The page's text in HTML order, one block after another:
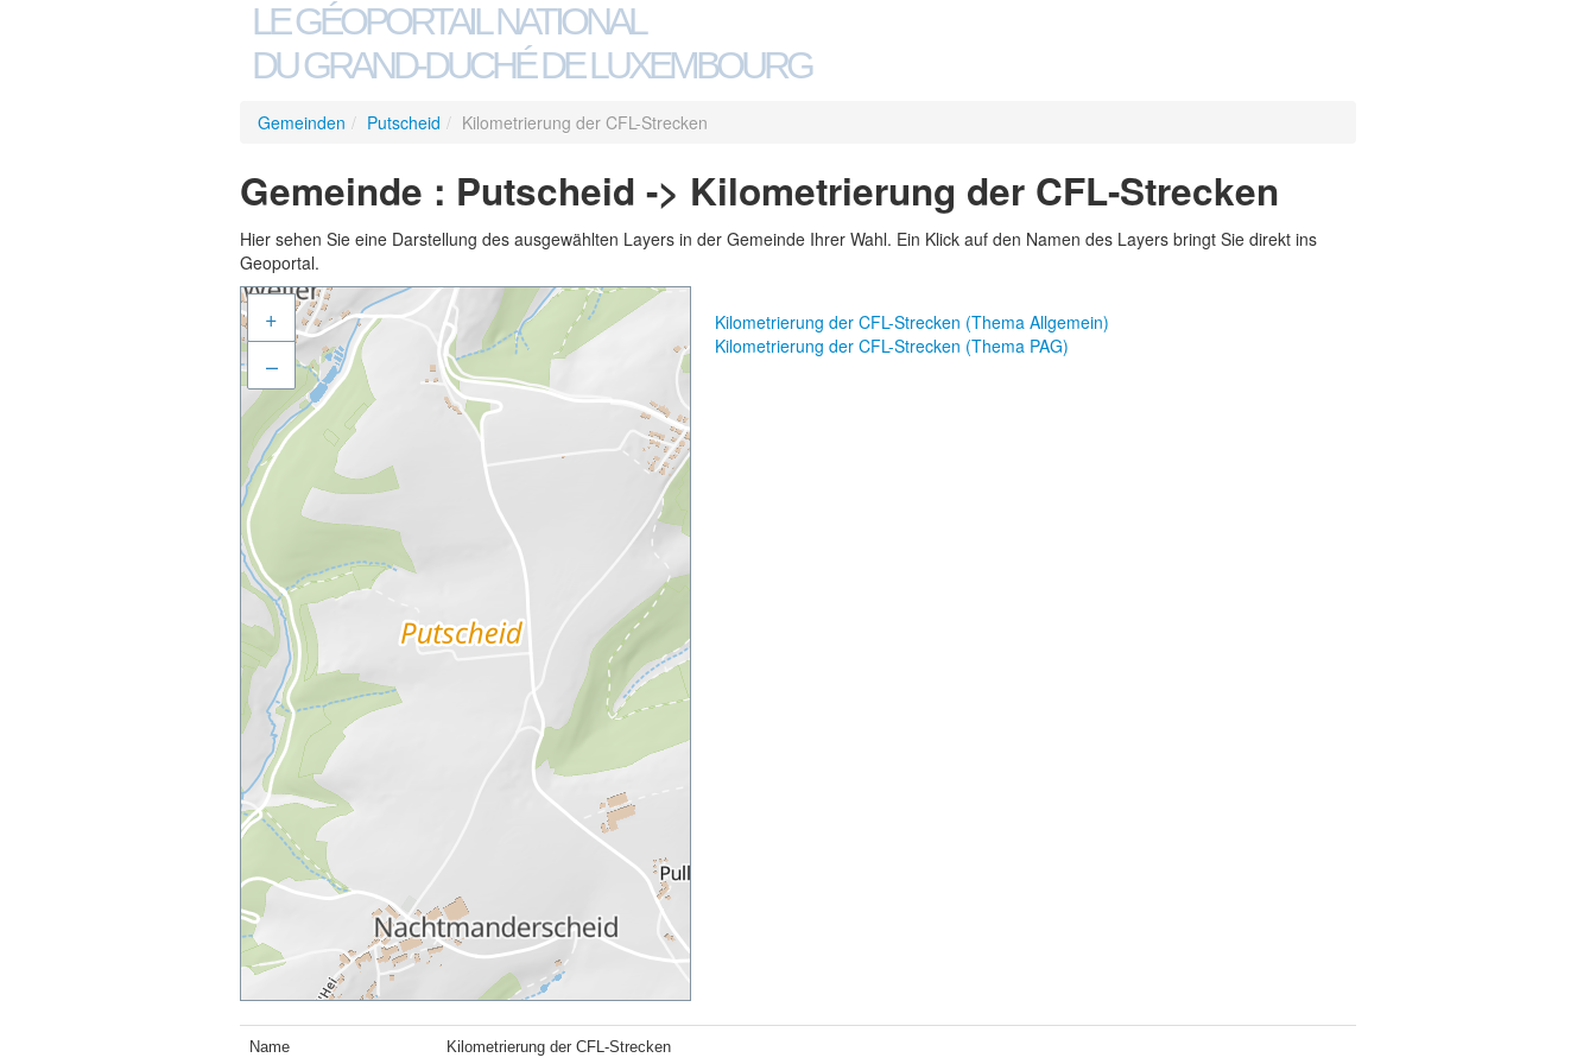
LE GÉOPORTAIL NATIONAL
DU GRAND-DUCHÉ DE LUXEMBOURG
Gemeinden / Putscheid / Kilometrierung der CFL-Strecken
Gemeinde : Putscheid -> Kilometrierung der CFL-Strecken
Hier sehen Sie eine Darstellung des ausgewählten Layers in der Gemeinde Ihrer Wahl. Ein Klick auf den Namen des Layers bringt Sie direkt ins
Geoportal.
+
–
Kilometrierung der CFL-Strecken (Thema Allgemein)
Kilometrierung der CFL-Strecken (Thema PAG)
Name Kilometrierung der CFL-Strecken